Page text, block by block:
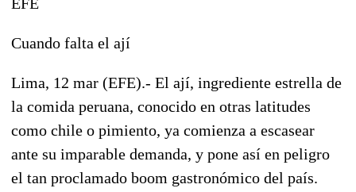
Cuando falta el ají
Lima, 12 mar (EFE).- El ají, ingrediente estrella de
la comida peruana, conocido en otras latitudes
como chile o pimiento, ya comienza a escasear
ante su imparable demanda, y pone así en peligro
el tan proclamado boom gastronómico del país.